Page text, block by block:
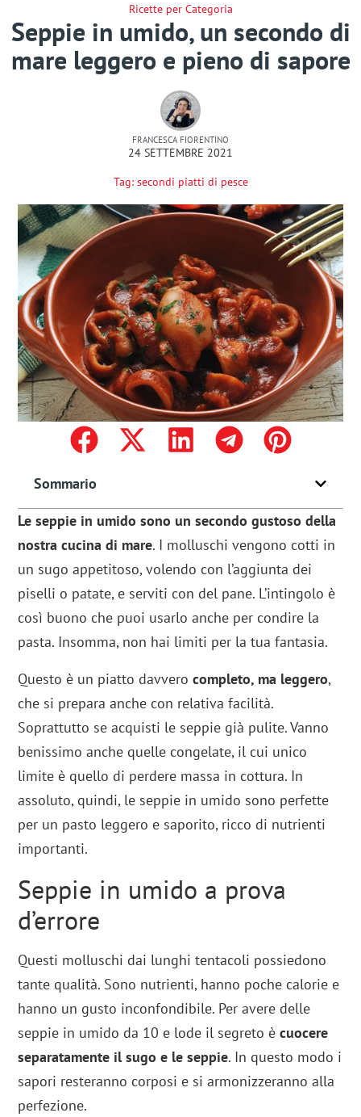
Ricette per Categoria
Seppie in umido, un secondo di
mare leggero e pieno di sapore
FRANCESCA FIORENTINO
24 SETTEMBRE 2021
Tag: secondi piatti di pesce
Sommario
Le seppie in umido sono un secondo gustoso della
nostra cucina di mare. I molluschi vengono cotti in
un sugo appetitoso, volendo con l’aggiunta dei
piselli o patate, e serviti con del pane. L’intingolo è
così buono che puoi usarlo anche per condire la
pasta. Insomma, non hai limiti per la tua fantasia.
Questo è un piatto davverocompleto, ma leggero,
che si prepara anche con relativa facilità.
Soprattutto se acquisti le seppie già pulite. Vanno
benissimo anche quelle congelate, il cui unico
limite è quello di perdere massa in cottura. In
assoluto, quindi, le seppie in umido sono perfette
per un pasto leggero e saporito, ricco di nutrienti
importanti.
Seppie in umido a prova
d’errore
Questi molluschi dai lunghi tentacoli possiedono
tante qualità. Sono nutrienti, hanno poche calorie e
hanno un gusto inconfondibile. Per avere delle
seppie in umido da 10 e lode il segreto ècuocere
separatamente il sugo e le seppie. In questo modo i
sapori resteranno corposi e si armonizzeranno alla
perfezione.